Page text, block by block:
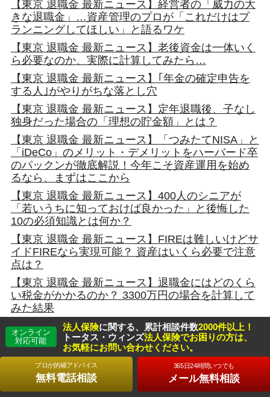
【東京 退職金 最新ニュース】経営者の「威力の大
きな退職金」…資産管理のプロが「これだけはプ
ランニングしてほしい」と語るワケ
【東京 退職金 最新ニュース】老後資金は一体いく
ら必要なのか、実際に計算してみたら…
【東京 退職金 最新ニュース】｢年金の確定申告を
する人｣がやりがちな落とし穴
【東京 退職金 最新ニュース】定年退職後、子なし
独身だった場合の「理想の貯金額」とは？
【東京 退職金 最新ニュース】「つみたてNISA」と
「iDeCo」のメリット・デメリットをハーバード卒
のパックンが徹底解説！今年こそ資産運用を始め
るなら、まずはここから
【東京 退職金 最新ニュース】400人のシニアが
「若いうちに知っておけば良かった」と後悔した
10の必須知識とは何か？
【東京 退職金 最新ニュース】FIREは難しいけどサ
イドFIREなら実現可能？ 資産はいくら必要で注意
点は？
【東京 退職金 最新ニュース】退職金にはどのくら
い税金がかかるのか？ 3300万円の場合を計算して
みた結果
【東京 退職金 最新ニュース】｢3500万円の遺産が5
年ですっからかん｣世帯年収2000万円の男性が75歳
にして無一文寸前に転落するまで
【東京 退職金 最新ニュース】60歳で定年退職…
「働かずに100歳まで生きる」ために必要な「最低
限の貯蓄額」
オンライン
対応可能
法人保険に関する、累計相談件数2000件以上！
トータス・ウィンズ法人保険でお困りの方は、
お気軽にお問い合わせください。
プロが的確アドバイス
無料電話相談
365日24時間いつでも
メール無料相談